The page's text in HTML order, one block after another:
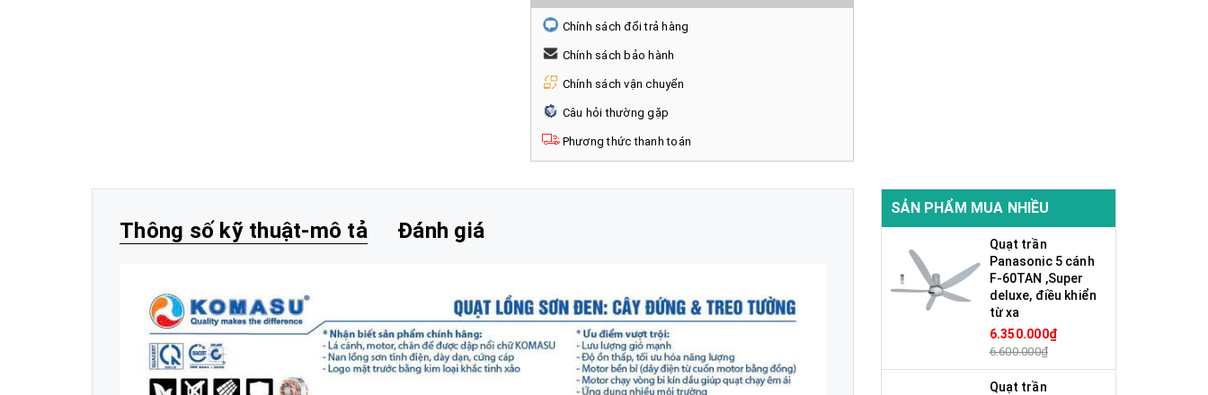
Chính sách đổi trả hàng
Chính sách bảo hành
Chính sách vận chuyển
Câu hỏi thường gặp
Phương thức thanh toán
Thông số kỹ thuật-mô tả Đánh giá
SẢN PHẨM MUA NHIỀU
Quạt trần
Panasonic 5 cánh
F-60TAN ,Super
deluxe, điều khiển
từ xa
6.350.000₫
6.600.000₫
Quạt trần